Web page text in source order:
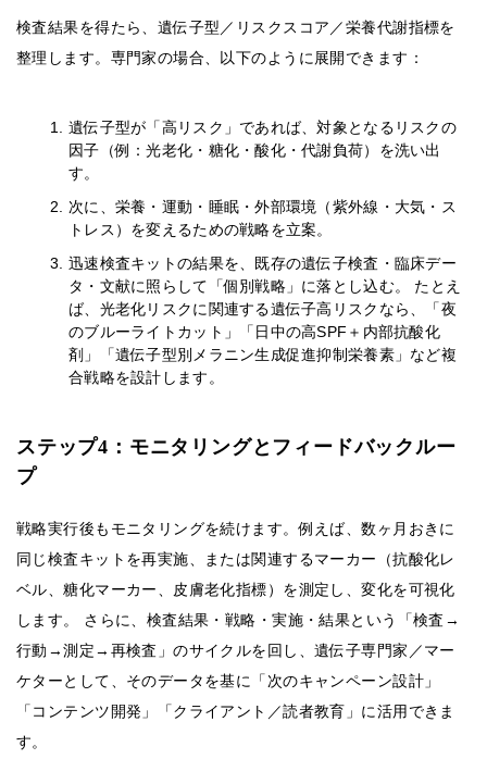
検査結果を得たら、遺伝子型／リスクスコア／栄養代謝指標を
整理します。専門家の場合、以下のように展開できます：
遺伝子型が「高リスク」であれば、対象となるリスクの
因子（例：光老化・糖化・酸化・代謝負荷）を洗い出
す。
次に、栄養・運動・睡眠・外部環境（紫外線・大気・ス
トレス）を変えるための戦略を立案。
迅速検査キットの結果を、既存の遺伝子検査・臨床デー
タ・文献に照らして「個別戦略」に落とし込む。 たとえ
ば、光老化リスクに関連する遺伝子高リスクなら、「夜
のブルーライトカット」「日中の高SPF＋内部抗酸化
剤」「遺伝子型別メラニン生成促進抑制栄養素」など複
合戦略を設計します。
ステップ4：モニタリングとフィードバックルー
プ
戦略実行後もモニタリングを続けます。例えば、数ヶ月おきに
同じ検査キットを再実施、または関連するマーカー（抗酸化レ
ベル、糖化マーカー、皮膚老化指標）を測定し、変化を可視化
します。 さらに、検査結果・戦略・実施・結果という「検査→
行動→測定→再検査」のサイクルを回し、遺伝子専門家／マー
ケターとして、そのデータを基に「次のキャンペーン設計」
「コンテンツ開発」「クライアント／読者教育」に活用できま
す。